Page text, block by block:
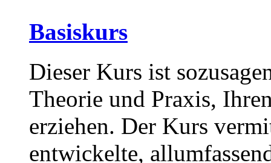
Basiskurs
Dieser Kurs ist
Theorie und Praxis,
erziehen. Der Kurs
entwickelte,